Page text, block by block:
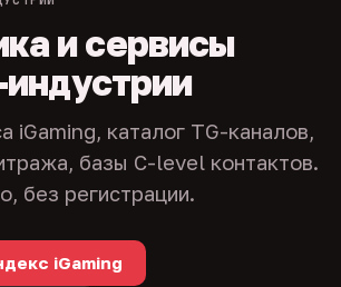
и сервисы
iGaming, каталог TG-каналов,
базы C-level контактов.
без регистрации.
iGaming